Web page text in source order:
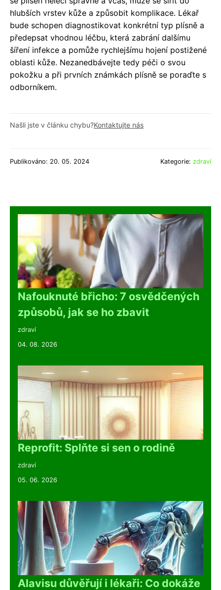
hlubších vrstev kůže a způsobit komplikace. Lékař
bude schopen diagnostikovat konkrétní typ plísně a
předepsat vhodnou léčbu, která zabrání dalšímu
šíření infekce a pomůže rychlejšímu hojení postižené
oblasti kůže. Nezanedbávejte tedy péči o svou
pokožku a při prvních známkách plísně se poraďte s
odborníkem.
Našli jste v článku chybu?Kontaktujte nás
Publikováno: 20. 05. 2024 Kategorie: zdraví
Nafouknuté břicho: 7 osvědčených
způsobů, jak se ho zbavit
zdraví
04. 08. 2026
Reprofit: Splňte si sen o rodině
zdraví
05. 06. 2026
Alavisu důvěřují i lékaři: Co dokáže